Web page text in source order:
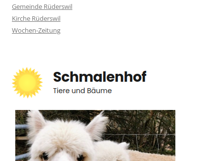
Gemeinde Rüderswil
Kirche Rüderswil
Wochen-Zeitung